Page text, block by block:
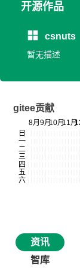
开源作品
csnuts
暂无描述
gitee贡献
资讯
智库